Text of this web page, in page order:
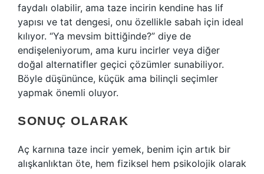
faydalı olabilir, ama taze incirin kendine has lif
yapısı ve tat dengesi, onu özellikle sabah için ideal
kılıyor. “Ya mevsim bittiğinde?” diye de
endişeleniyorum, ama kuru incirler veya diğer
doğal alternatifler geçici çözümler sunabiliyor.
Böyle düşününce, küçük ama bilinçli seçimler
yapmak önemli oluyor.
SONUÇ OLARAK
Aç karnına taze incir yemek, benim için artık bir
alışkanlıktan öte, hem fiziksel hem psikolojik olarak